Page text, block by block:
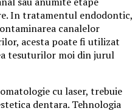
In tratamentul endodontic,
canalelor
acesta poate fi utilizat
tesuturilor moi din jurul
cu laser, trebuie
dentara. Tehnologia